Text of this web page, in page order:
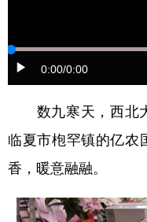
公益
文化产业
地方频道
北京 天津
0:00/0:00
数九寒天，西北大
临夏市枹罕镇的亿农
香，暖意融融。